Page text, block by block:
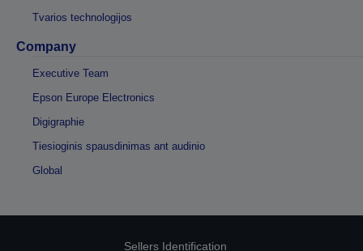
Tvarios technologijos
Company
Executive Team
Epson Europe Electronics
Digigraphie
Tiesioginis spausdinimas ant audinio
Global
Sellers Identification